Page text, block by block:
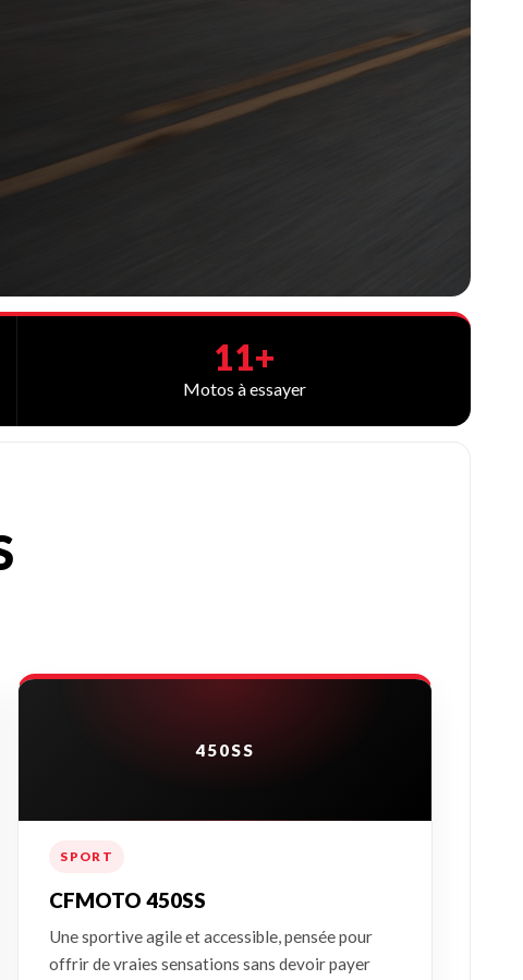
11+
Motos à essayer
450SS
SPORT
CFMOTO 450SS
Une sportive agile et accessible, pensée pour
offrir de vraies sensations sans devoir payer